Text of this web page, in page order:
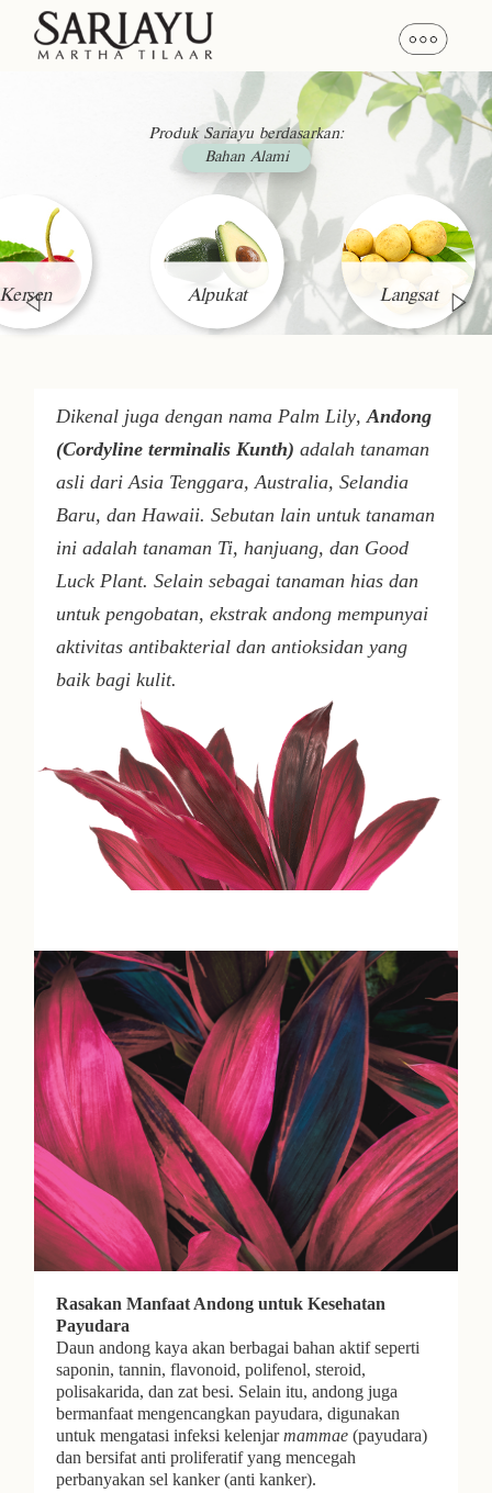
Produk Sariayu berdasarkan:
Bahan Alami
Alpukat Langsat
Dikenal juga dengan nama Palm Lily,Andong
(Cordyline terminalis Kunth) adalah tanaman
asli dari Asia Tenggara, Australia, Selandia
Baru, dan Hawaii. Sebutan lain untuk tanaman
ini adalah tanaman Ti, hanjuang, dan Good
Luck Plant. Selain sebagai tanaman hias dan
untuk pengobatan, ekstrak andong mempunyai
aktivitas antibakterial dan antioksidan yang
baik bagi kulit.
Rasakan Manfaat Andong untuk Kesehatan
Payudara
Daun andong kaya akan berbagai bahan aktif seperti
saponin, tannin, flavonoid, polifenol, steroid,
polisakarida, dan zat besi. Selain itu, andong juga
bermanfaat mengencangkan payudara, digunakan
untuk mengatasi infeksi kelenjarmammae(payudara)
dan bersifat anti proliferatif yang mencegah
perbanyakan sel kanker (anti kanker).